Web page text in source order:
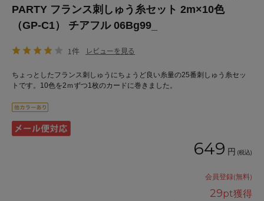
PARTY フランス刺しゅう糸セット 2m×10色
（GP-C1） チアフル 06Bg99_
1件 レビューを見る
ちょっとしたフランス刺しゅうにちょうど良い糸量の25番刺しゅう糸セッ
トです。10色を2ｍずつ1枚のカードに巻きました。
649 円 (税込)
会員登録(無料)
29pt獲得